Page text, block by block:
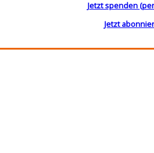
Jetzt spenden
Jetzt